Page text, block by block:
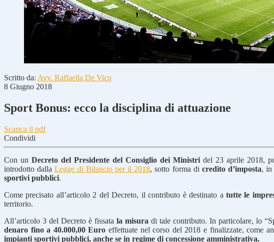
Scritto da: Avv. Raffaella De Vico
8 Giugno 2018
Sport Bonus: ecco la disciplina di attuazione
Scarica il pdf
Condividi
Con unDecreto del Presidente del Consiglio dei Ministri del 23 aprile 2018,
introdotto dallaLegge di Bilancio per il 2018, sotto forma di credito d’imposta, in
sportivi pubblici.
Come precisato all’articolo 2 del Decreto, il contributo è destinato a tutte le
territorio.
All’articolo 3 del Decreto è fissatala misura di tale contributo. In particolare, lo
denaro fino a 40.000,00 Euro effettuate nel corso del 2018 e finalizzate, come
impianti sportivi pubblici, anche se in regime di concessione amministrativa.